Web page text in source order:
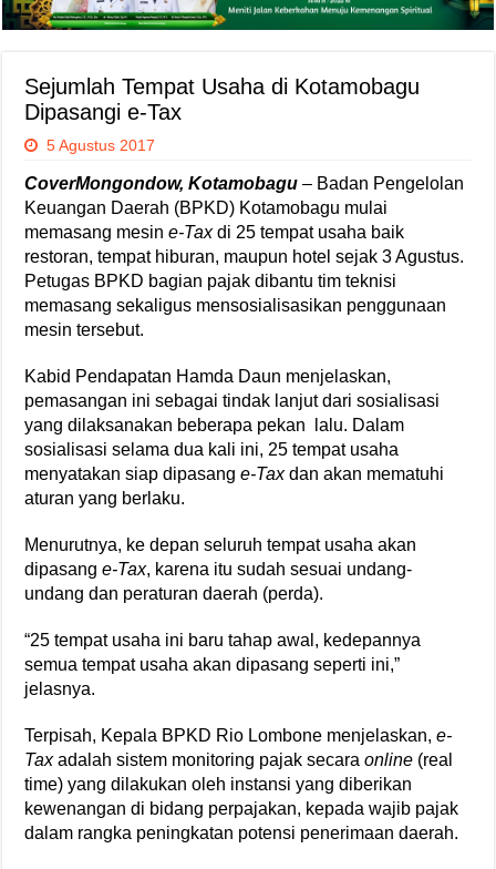
Sejumlah Tempat Usaha di Kotamobagu
Dipasangi e-Tax
5 Agustus 2017
CoverMongondow, Kotamobagu– Badan Pengelolan
Keuangan Daerah (BPKD) Kotamobagu mulai
memasang mesine-Taxdi 25 tempat usaha baik
restoran, tempat hiburan, maupun hotel sejak 3 Agustus.
Petugas BPKD bagian pajak dibantu tim teknisi
memasang sekaligus mensosialisasikan penggunaan
mesin tersebut.
Kabid Pendapatan Hamda Daun menjelaskan,
pemasangan ini sebagai tindak lanjut dari sosialisasi
yang dilaksanakan beberapa pekan lalu. Dalam
sosialisasi selama dua kali ini, 25 tempat usaha
menyatakan siap dipasange-Taxdan akan mematuhi
aturan yang berlaku.
Menurutnya, ke depan seluruh tempat usaha akan
dipasange-Tax, karena itu sudah sesuai undang-
undang dan peraturan daerah (perda).
“25 tempat usaha ini baru tahap awal, kedepannya
semua tempat usaha akan dipasang seperti ini,”
jelasnya.
Terpisah, Kepala BPKD Rio Lombone menjelaskan,e-
Taxadalah sistem monitoring pajak secaraonline (real
time) yang dilakukan oleh instansi yang diberikan
kewenangan di bidang perpajakan, kepada wajib pajak
dalam rangka peningkatan potensi penerimaan daerah.